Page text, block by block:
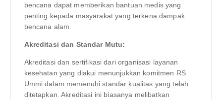
bencana dapat memberikan bantuan medis yang
penting kepada masyarakat yang terkena dampak
bencana alam.
Akreditasi dan Standar Mutu:
Akreditasi dan sertifikasi dari organisasi layanan
kesehatan yang diakui menunjukkan komitmen RS
Ummi dalam memenuhi standar kualitas yang telah
ditetapkan. Akreditasi ini biasanya melibatkan